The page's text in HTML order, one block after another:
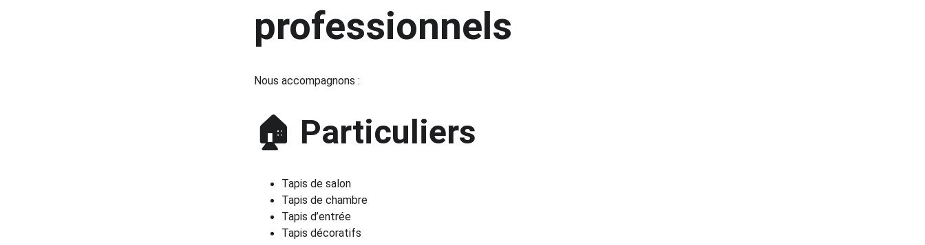
professionnels
Nous accompagnons :
🏠 Particuliers
Tapis de salon
Tapis de chambre
Tapis d’entrée
Tapis décoratifs